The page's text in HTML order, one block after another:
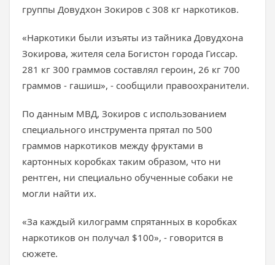
группы Довудхон Зокиров с 308 кг наркотиков.
«Наркотики были изъяты из тайника Довудхона
Зокирова, жителя села Богистон города Гиссар.
281 кг 300 граммов составлял героин, 26 кг 700
граммов - гашиш», - сообщили правоохранители.
По данным МВД, Зокиров с использованием
специального инструмента прятал по 500
граммов наркотиков между фруктами в
картонных коробках таким образом, что ни
рентген, ни специально обученные собаки не
могли найти их.
«За каждый килограмм спрятанных в коробках
наркотиков он получал $100», - говорится в
сюжете.